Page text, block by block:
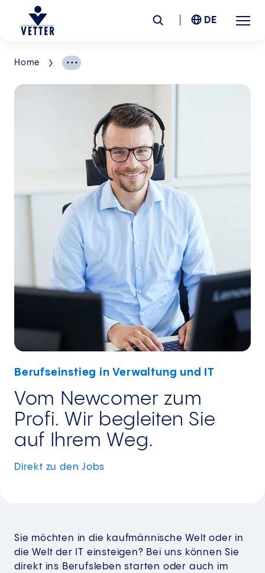
Unternehmen
News &Insights
Karriere
DE
Home
Berufseinstieg in Verwaltung und IT
Vom Newcomer zum
Profi. Wir begleiten Sie
auf Ihrem Weg.
Direkt zu denJobs
Sie möchten in die kaufmännische Welt oder in
die Welt der IT einsteigen? Bei uns können Sie
direkt ins Berufsleben starten oder auch im